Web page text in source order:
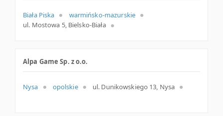
Biała Piska
warmińsko-mazurskie
ul. Mostowa 5, Bielsko-Biała
Alpa Game Sp. z o.o.
Nysa opolskie ul. Dunikowskiego 13, Nysa